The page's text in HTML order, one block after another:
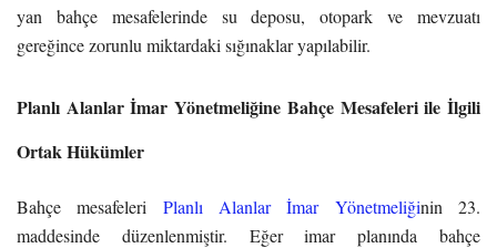
yan bahçe mesafelerinde su deposu, otopark ve mevzuatı
gereğince zorunlu miktardaki sığınaklar yapılabilir.
Planlı Alanlar İmar Yönetmeliğine Bahçe Mesafeleri ile İlgili
Ortak Hükümler
Bahçe mesafeleri Planlı Alanlar İmar Yönetmeliğinin 23.
maddesinde düzenlenmiştir. Eğer imar planında bahçe